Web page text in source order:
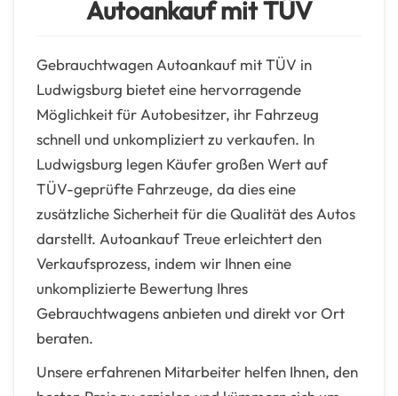
Autoankauf mit TÜV
Gebrauchtwagen Autoankauf mit TÜV in
Ludwigsburg bietet eine hervorragende
Möglichkeit für Autobesitzer, ihr Fahrzeug
schnell und unkompliziert zu verkaufen. In
Ludwigsburg legen Käufer großen Wert auf
TÜV-geprüfte Fahrzeuge, da dies eine
zusätzliche Sicherheit für die Qualität des Autos
darstellt. Autoankauf Treue erleichtert den
Verkaufsprozess, indem wir Ihnen eine
unkomplizierte Bewertung Ihres
Gebrauchtwagens anbieten und direkt vor Ort
beraten.
Unsere erfahrenen Mitarbeiter helfen Ihnen, den